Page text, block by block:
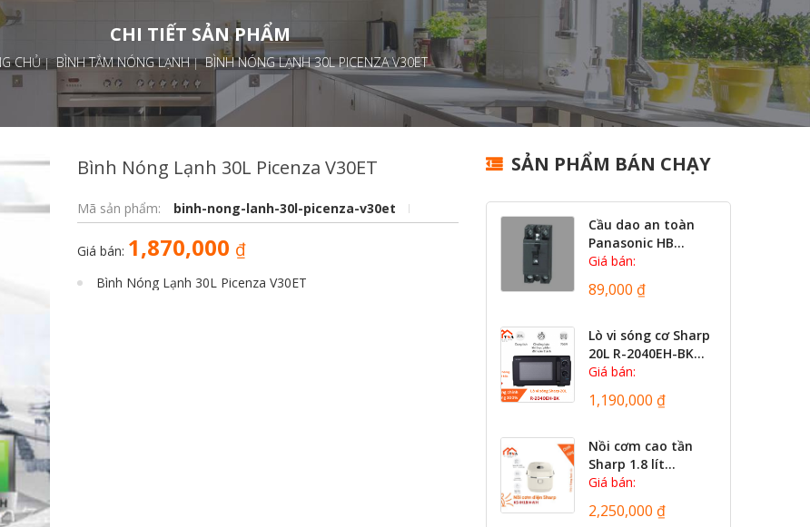
CHI TIẾT SẢN PHẨM
CHỦ BÌNH TẮM NÓNG LẠNH BÌNH NÓNG LẠNH 30L PICENZA V30ET
Bình Nóng Lạnh 30L Picenza V30ET
Mã sản phẩm: binh-nong-lanh-30l-picenza-v30et
Giá bán: 1,870,000 ₫
Bình Nóng Lạnh 30L Picenza V30ET
SẢN PHẨM BÁN CHẠY
Cầu dao an toàn
Panasonic HB...
Giá bán:
89,000 ₫
Lò vi sóng cơ Sharp
20L R-2040EH-BK...
Giá bán:
1,190,000 ₫
Nồi cơm cao tần
Sharp 1.8 lít...
Giá bán:
2,250,000 ₫